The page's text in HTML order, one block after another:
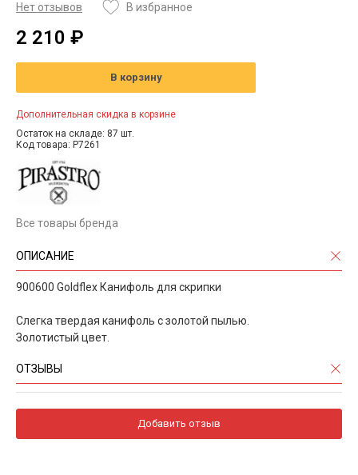
Нет отзывов В избранное
2 210 ₽
В корзину
Дополнительная скидка в корзине
Остаток на складе: 87 шт.
Код товара: P7261
Все товары бренда
ОПИСАНИЕ
900600 Goldflex Канифоль для скрипки
Слегка твердая канифоль с золотой пылью.
Золотистый цвет.
ОТЗЫВЫ
Добавить отзыв